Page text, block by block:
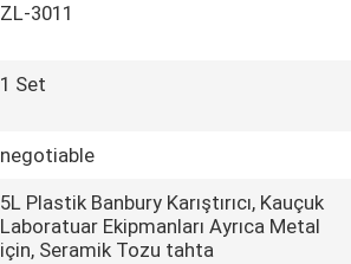
ZL-3011
1 Set
negotiable
5L Plastik Banbury Karıştırıcı, Kauçuk
Laboratuar Ekipmanları Ayrıca Metal
için, Seramik Tozu tahta